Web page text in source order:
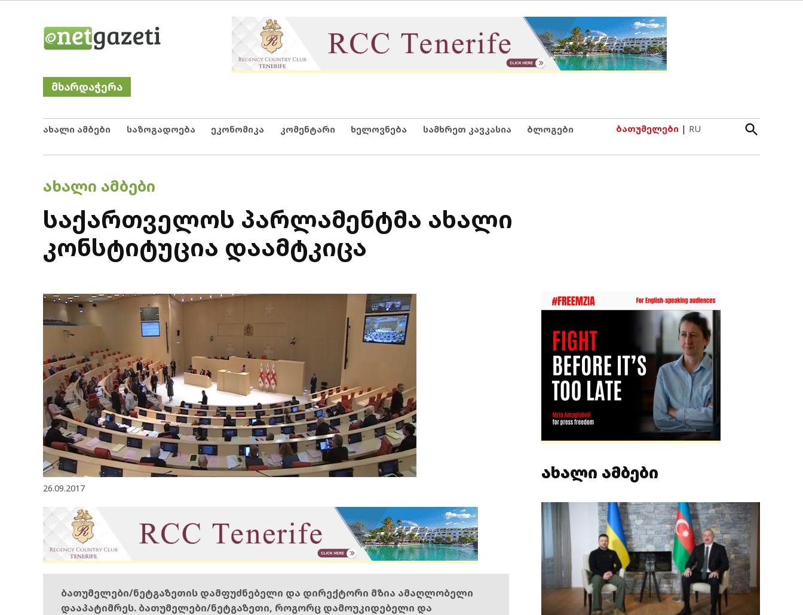
Netgazeti
მხარდაჭერა
ახალი ამბები საზოგადოება ეკონომიკა კომენტარი ხელოვნება სამხრეთ კავკასია ბლოგები ბათუმელები | RU
Open
Search
POSTED
ᲐᲮᲐᲚᲘ ᲐᲛᲑᲔᲑᲘ
საქართველოს პარლამენტმა ახალი
კონსტიტუცია დაამტკიცა
26.09.2017
ბათუმელები/ნეტგაზეთის დამფუძნებელი და დირექტორი მზია ამაღლობელი
დააპატიმრეს. ბათუმელები/ნეტგაზეთი, როგორც დამოუკიდებელი და
ახალი ამბები